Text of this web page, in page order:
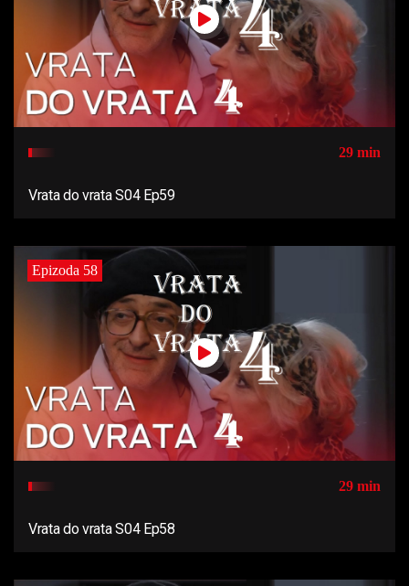
29 min
Vrata do vrata S04 Ep59
Epizoda 58
29 min
Vrata do vrata S04 Ep58